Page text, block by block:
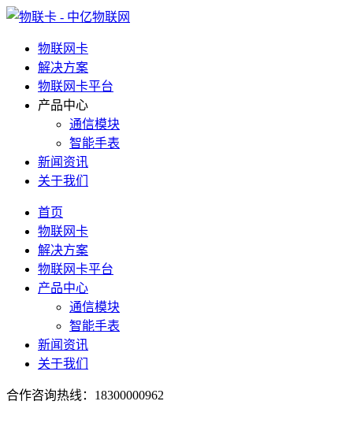
物联网卡
解决方案
物联网卡平台
产品中心
通信模块
智能手表
新闻资讯
关于我们
首页
物联网卡
解决方案
物联网卡平台
产品中心
通信模块
智能手表
新闻资讯
关于我们
合作咨询热线： 18300000962